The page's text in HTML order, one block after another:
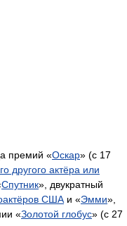
премий «Оскар» (с 17
другого актёра или
Спутник», двукратный
СШАи «Эмми»,
«Золотой глобус» (с 27